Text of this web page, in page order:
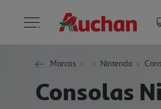
Marcas Nintendo
Consolas